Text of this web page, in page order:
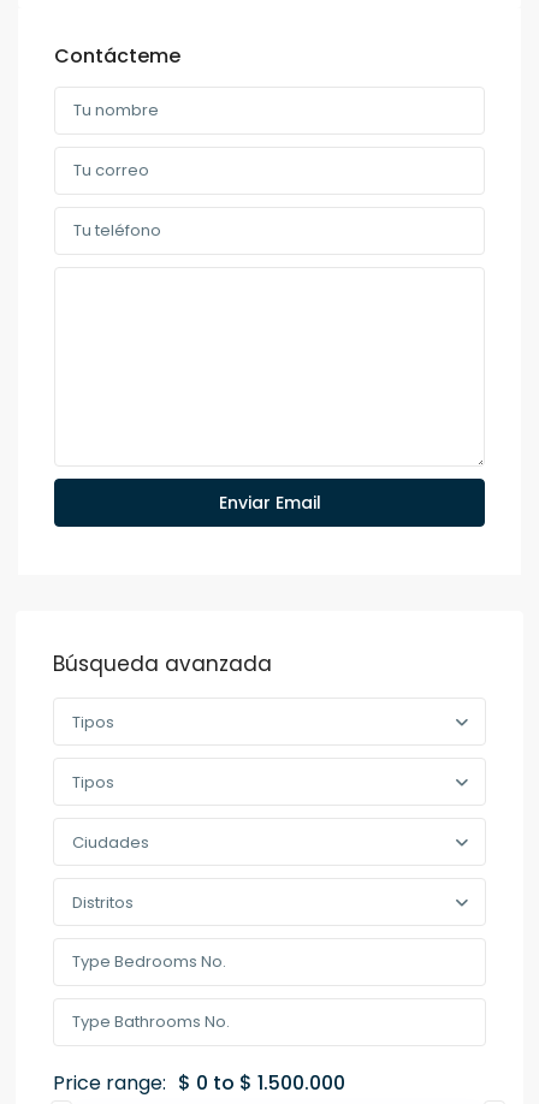
Contácteme
Búsqueda avanzada
Tipos
Tipos
Ciudades
Distritos
Price range: $ 0 to $ 1.500.000